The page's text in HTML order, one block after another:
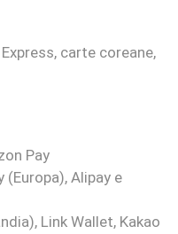
carte coreane,
Pay
(Europa), Alipay e
Link Wallet, Kakao